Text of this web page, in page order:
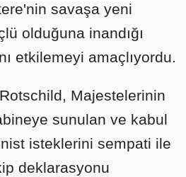
savaşa yeni
olduğuna inandığı
etkilemeyi amaçlıyordu.
Majestelerinin
sunulan ve kabul
isteklerini sempati ile
deklarasyonu